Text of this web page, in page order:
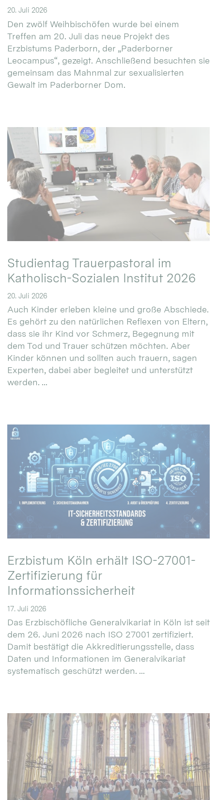
20. Juli 2026
Den zwölf Weihbischöfen wurde bei einem
Treffen am 20. Juli das neue Projekt des
Erzbistums Paderborn, der „Paderborner
Leocampus“, gezeigt. Anschließend besuchten sie
gemeinsam das Mahnmal zur sexualisierten
Gewalt im Paderborner Dom.
Studientag Trauerpastoral im
Katholisch-Sozialen Institut 2026
20. Juli 2026
Auch Kinder erleben kleine und große Abschiede.
Es gehört zu den natürlichen Reflexen von Eltern,
dass sie ihr Kind vor Schmerz, Begegnung mit
dem Tod und Trauer schützen möchten. Aber
Kinder können und sollten auch trauern, sagen
Experten, dabei aber begleitet und unterstützt
werden. ...
Erzbistum Köln erhält ISO-27001-
Zertifizierung für
Informationssicherheit
17. Juli 2026
Das Erzbischöfliche Generalvikariat in Köln ist seit
dem 26. Juni 2026 nach ISO 27001 zertifiziert.
Damit bestätigt die Akkreditierungsstelle, dass
Daten und Informationen im Generalvikariat
systematisch geschützt werden. ...